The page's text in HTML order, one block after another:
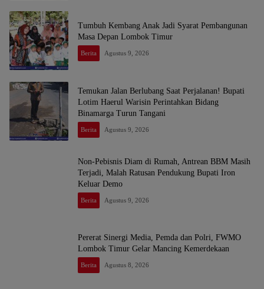
Tumbuh Kembang Anak Jadi Syarat Pembangunan
Masa Depan Lombok Timur
Berita Agustus 9, 2026
Temukan Jalan Berlubang Saat Perjalanan! Bupati
Lotim Haerul Warisin Perintahkan Bidang
Binamarga Turun Tangani
Berita Agustus 9, 2026
Non-Pebisnis Diam di Rumah, Antrean BBM Masih
Terjadi, Malah Ratusan Pendukung Bupati Iron
Keluar Demo
Berita Agustus 9, 2026
Pererat Sinergi Media, Pemda dan Polri, FWMO
Lombok Timur Gelar Mancing Kemerdekaan
Berita Agustus 8, 2026